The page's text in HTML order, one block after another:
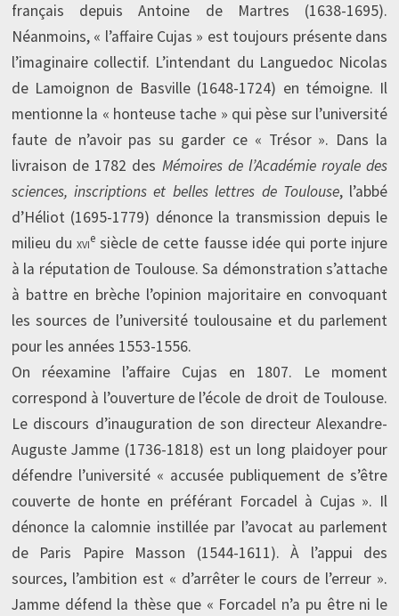
français depuis Antoine de Martres (1638-1695).
Néanmoins, « l’affaire Cujas » est toujours présente dans
l’imaginaire collectif. L’intendant du Languedoc Nicolas
de Lamoignon de Basville (1648-1724) en témoigne. Il
mentionne la « honteuse tache » qui pèse sur l’université
faute de n’avoir pas su garder ce « Trésor ». Dans la
livraison de 1782 des Mémoires de l’Académie royale des
sciences, inscriptions et belles lettres de Toulouse, l’abbé
d’Héliot (1695-1779) dénonce la transmission depuis le
milieu duxvie siècle de cette fausse idée qui porte injure
à la réputation de Toulouse. Sa démonstration s’attache
à battre en brèche l’opinion majoritaire en convoquant
les sources de l’université toulousaine et du parlement
pour les années 1553-1556.
On réexamine l’affaire Cujas en 1807. Le moment
correspond à l’ouverture de l’école de droit de Toulouse.
Le discours d’inauguration de son directeur Alexandre-
Auguste Jamme (1736-1818) est un long plaidoyer pour
défendre l’université « accusée publiquement de s’être
couverte de honte en préférant Forcadel à Cujas ». Il
dénonce la calomnie instillée par l’avocat au parlement
de Paris Papire Masson (1544-1611). À l’appui des
sources, l’ambition est « d’arrêter le cours de l’erreur ».
Jamme défend la thèse que « Forcadel n’a pu être ni le